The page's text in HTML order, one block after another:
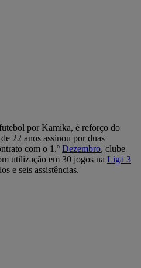
por Kamika, é reforço do
22 anos assinou por duas
com o 1.º Dezembro, clube
utilização em 30 jogos na Liga 3
e seis assistências.